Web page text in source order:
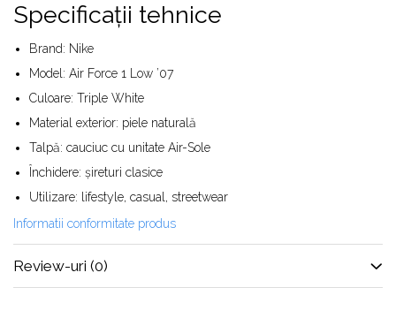
Specificații tehnice
Brand: Nike
Model: Air Force 1 Low ’07
Culoare: Triple White
Material exterior: piele naturală
Talpă: cauciuc cu unitate Air-Sole
Închidere: șireturi clasice
Utilizare: lifestyle, casual, streetwear
Informatii conformitate produs
Review-uri (0)